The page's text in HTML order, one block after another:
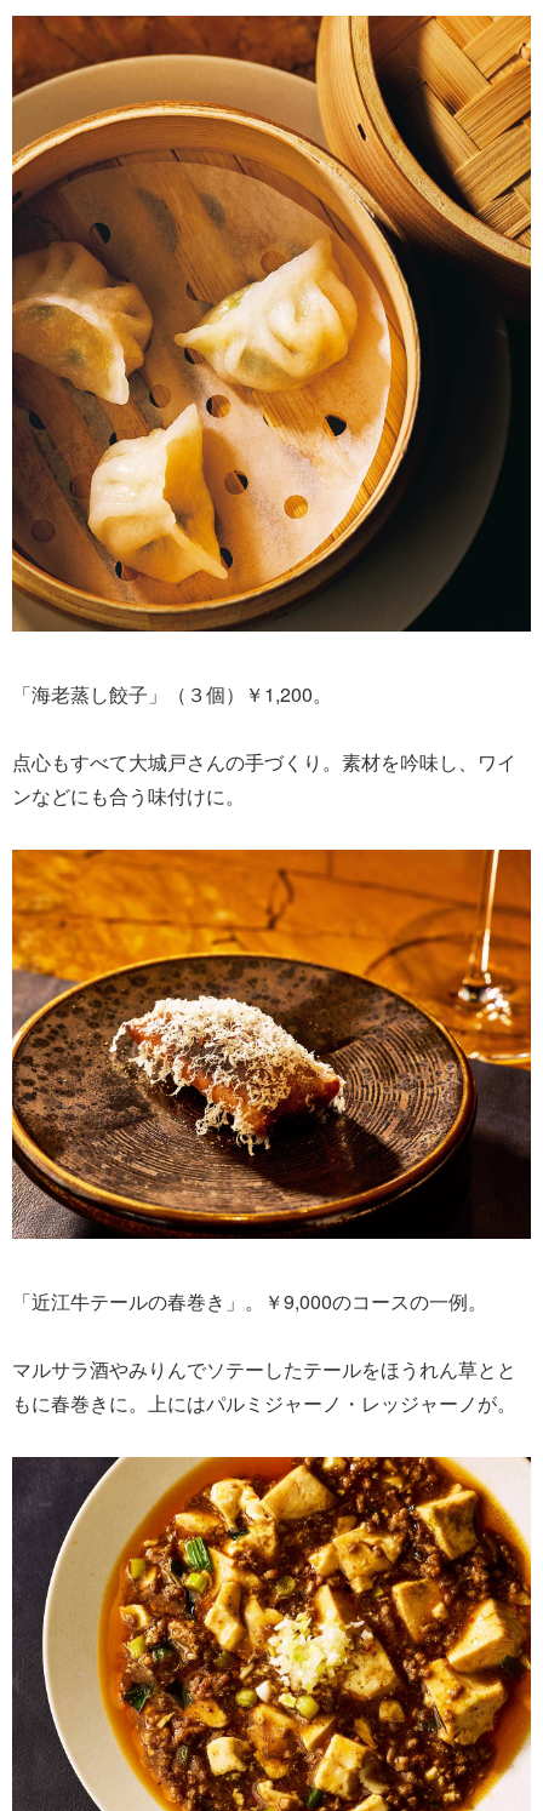
「海老蒸し餃子」（３個）￥1,200。
点心もすべて大城戸さんの手づくり。素材を吟味し、ワイ
ンなどにも合う味付けに。
「近江牛テールの春巻き」。￥9,000のコースの一例。
マルサラ酒やみりんでソテーしたテールをほうれん草とと
もに春巻きに。上にはパルミジャーノ・レッジャーノが。